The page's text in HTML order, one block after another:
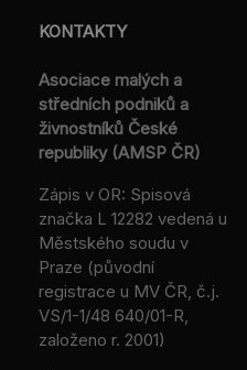
KONTAKTY
Asociace malých a
středních podniků a
živnostníků České
republiky (AMSP ČR)
Zápis v OR: Spisová
značka L 12282 vedená u
Městského soudu v
Praze (původní
registrace u MV ČR, č.j.
VS/1-1/48 640/01-R,
založeno r. 2001)